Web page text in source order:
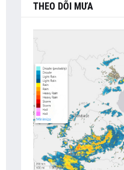
THEO DÕI MƯA